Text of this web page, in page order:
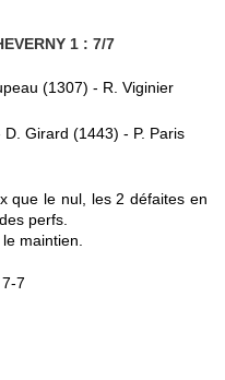
1 : 7/7
(1307) - R. Viginier
Girard (1443) - P. Paris
que le nul, les 2 défaites en
perfs.
maintien.
7